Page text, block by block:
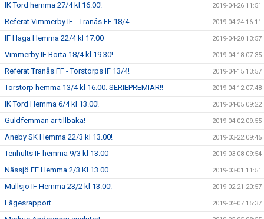
IK Tord hemma 27/4 kl 16.00! 2019-04-26 11:51
Referat Vimmerby IF - Tranås FF 18/4 2019-04-24 16:11
IF Haga Hemma 22/4 kl 17.00 2019-04-20 13:57
Vimmerby IF Borta 18/4 kl 19.30! 2019-04-18 07:35
Referat Tranås FF - Torstorps IF 13/4! 2019-04-15 13:57
Torstorp hemma 13/4 kl 16.00. SERIEPREMIÄR!! 2019-04-12 07:48
IK Tord Hemma 6/4 kl 13.00! 2019-04-05 09:22
Guldfemman är tillbaka! 2019-04-02 09:55
Aneby SK Hemma 22/3 kl 13.00! 2019-03-22 09:45
Tenhults IF hemma 9/3 kl 13.00 2019-03-08 09:54
Nässjö FF Hemma 2/3 Kl 13.00 2019-03-01 11:51
Mullsjö IF Hemma 23/2 kl 13.00! 2019-02-21 20:57
Lägesrapport 2019-02-07 15:37